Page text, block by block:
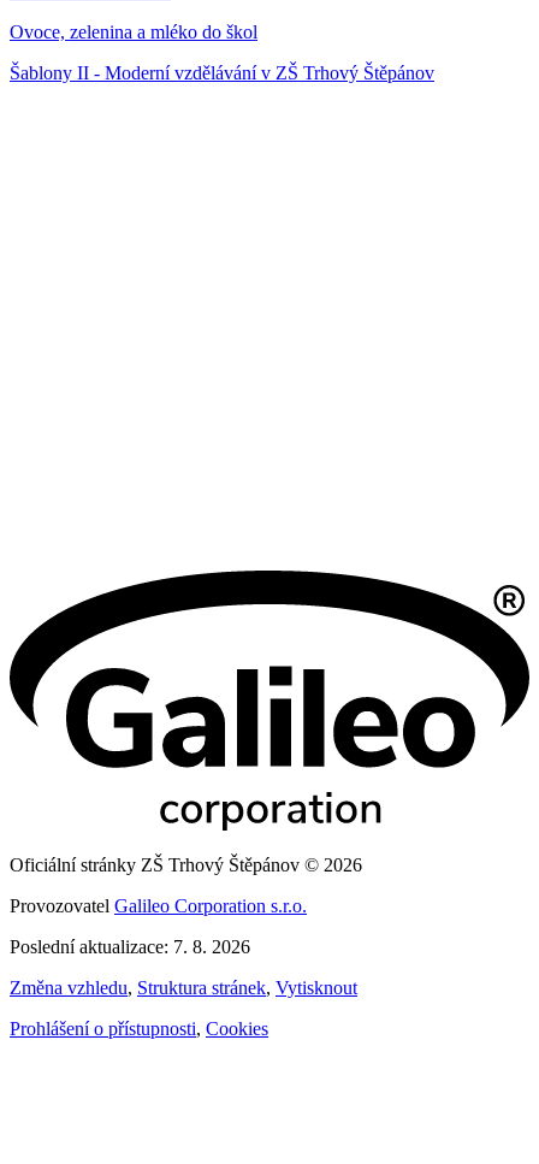
Ovoce, zelenina a mléko do škol
Šablony II - Moderní vzdělávání v ZŠ Trhový Štěpánov
Oficiální stránky ZŠ Trhový Štěpánov © 2026
Provozovatel Galileo Corporation s.r.o.
Poslední aktualizace: 7. 8. 2026
Změna vzhledu, Struktura stránek, Vytisknout
Prohlášení o přístupnosti, Cookies